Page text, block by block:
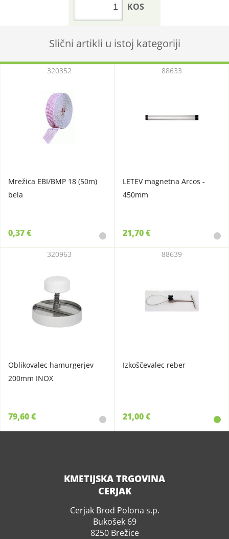
KOS
Slični artikli u istoj kategoriji
Mrežica EBI/BMP 18 (50m)
bela
320352
0,37 €
LETEV magnetna Arcos -
450mm
88633
21,70 €
Oblikovalec hamurgerjev
200mm INOX
320963
79,60 €
Izkoščevalec reber
88639
21,00 €
KMETIJSKA TRGOVINA
CERJAK
Cerjak Brod Polona s.p.
Bukošek 69
8250 Brežice